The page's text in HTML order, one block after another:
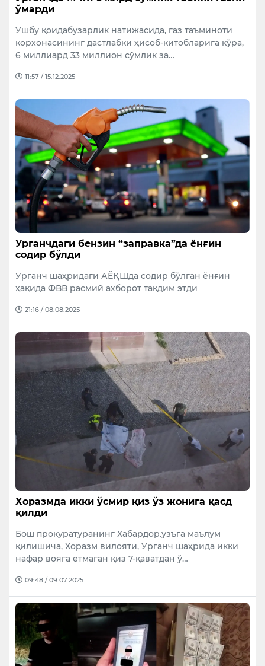
ўмарди
Ушбу қоидабузарлик натижасида, газ таъминоти
корхонасининг дастлабки ҳисоб-китобларига кўра,
6 миллиард 33 миллион сўмлик за…
11:57 / 15.12.2025
Урганчдаги бензин “заправка”да ёнғин
содир бўлди
Урганч шаҳридаги АЁҚШда содир бўлган ёнғин
ҳақида ФВВ расмий ахборот тақдим этди
21:16 / 08.08.2025
Хоразмда икки ўсмир қиз ўз жонига қасд
қилди
Бош прокуратуранинг Хабардор.узъга маълум
қилишича, Хоразм вилояти, Урганч шаҳрида икки
нафар вояга етмаган қиз 7-қаватдан ў…
09:48 / 09.07.2025